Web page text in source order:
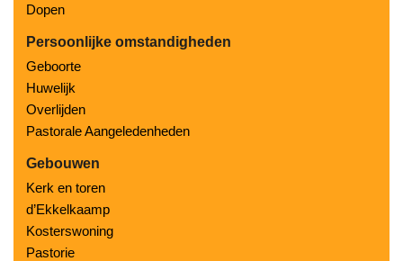
Dopen
Persoonlijke omstandigheden
Geboorte
Huwelijk
Overlijden
Pastorale Aangeledenheden
Gebouwen
Kerk en toren
d’Ekkelkaamp
Kosterswoning
Pastorie